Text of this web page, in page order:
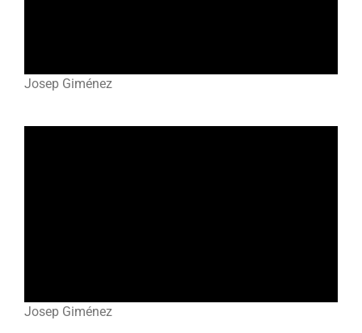
Josep Giménez
Josep Giménez